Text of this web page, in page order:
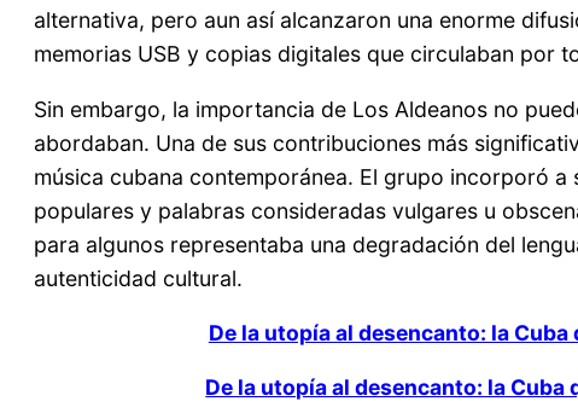
alternativa, pero aun así alcanzaron una enorme
memorias USB y copias digitales que circulaban por
Sin embargo, la importancia de Los Aldeanos no
abordaban. Una de sus contribuciones más
música cubana contemporánea. El grupo incorporó
populares y palabras consideradas vulgares u
para algunos representaba una degradación del
autenticidad cultural.
De la utopía al desencanto: la
De la utopía al desencanto: la Cuba